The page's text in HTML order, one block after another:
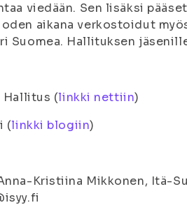
viedään. Sen lisäksi
aikana verkostoidut
Suomea. Hallituksen
Hallitus (linkki nettiin)
(linkki blogiin)
Kristiina Mikkonen, Itä-